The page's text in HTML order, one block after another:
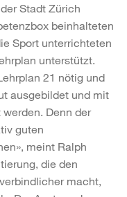
Stadt Zürich
beinhalteten
Sport unterrichteten
unterstützt.
21 nötig und
ausgebildet und mit
Denn der
guten
meint Ralph
die den
macht,